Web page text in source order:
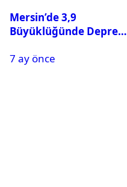
Mersin’de 3,9
Büyüklüğünde Deprem
7 ay önce